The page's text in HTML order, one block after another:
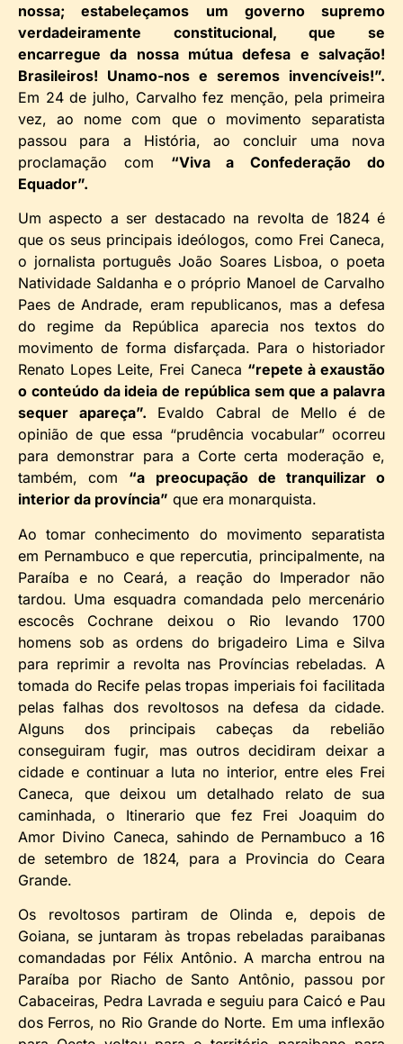
nossa; estabeleçamos um governo supremo
verdadeiramente constitucional, que se
encarregue da nossa mútua defesa e salvação!
Brasileiros! Unamo-nos e seremos invencíveis!”.
Em 24 de julho, Carvalho fez menção, pela primeira
vez, ao nome com que o movimento separatista
passou para a História, ao concluir uma nova
proclamação com “Viva a Confederação do
Equador”.
Um aspecto a ser destacado na revolta de 1824 é
que os seus principais ideólogos, como Frei Caneca,
o jornalista português João Soares Lisboa, o poeta
Natividade Saldanha e o próprio Manoel de Carvalho
Paes de Andrade, eram republicanos, mas a defesa
do regime da República aparecia nos textos do
movimento de forma disfarçada. Para o historiador
Renato Lopes Leite, Frei Caneca “repete à exaustão
o conteúdo da ideia de república sem que a palavra
sequer apareça”. Evaldo Cabral de Mello é de
opinião de que essa “prudência vocabular” ocorreu
para demonstrar para a Corte certa moderação e,
também, com “a preocupação de tranquilizar o
interior da província” que era monarquista.
Ao tomar conhecimento do movimento separatista
em Pernambuco e que repercutia, principalmente, na
Paraíba e no Ceará, a reação do Imperador não
tardou. Uma esquadra comandada pelo mercenário
escocês Cochrane deixou o Rio levando 1700
homens sob as ordens do brigadeiro Lima e Silva
para reprimir a revolta nas Províncias rebeladas. A
tomada do Recife pelas tropas imperiais foi facilitada
pelas falhas dos revoltosos na defesa da cidade.
Alguns dos principais cabeças da rebelião
conseguiram fugir, mas outros decidiram deixar a
cidade e continuar a luta no interior, entre eles Frei
Caneca, que deixou um detalhado relato de sua
caminhada, o Itinerario que fez Frei Joaquim do
Amor Divino Caneca, sahindo de Pernambuco a 16
de setembro de 1824, para a Provincia do Ceara
Grande.
Os revoltosos partiram de Olinda e, depois de
Goiana, se juntaram às tropas rebeladas paraibanas
comandadas por Félix Antônio. A marcha entrou na
Paraíba por Riacho de Santo Antônio, passou por
Cabaceiras, Pedra Lavrada e seguiu para Caicó e Pau
dos Ferros, no Rio Grande do Norte. Em uma inflexão